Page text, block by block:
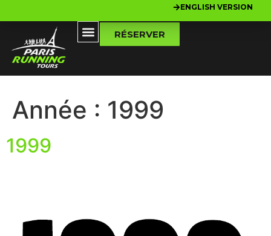
ENGLISH VERSION
RÉSERVER
Année : 1999
1999